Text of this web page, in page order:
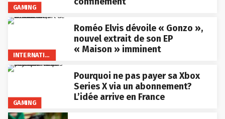
GAMING
INTERNATIONAL
Roméo Elvis dévoile « Gonzo »,
nouvel extrait de son EP
« Maison » imminent
GAMING
Pourquoi ne pas payer sa Xbox
Series X via un abonnement?
L’idée arrive en France